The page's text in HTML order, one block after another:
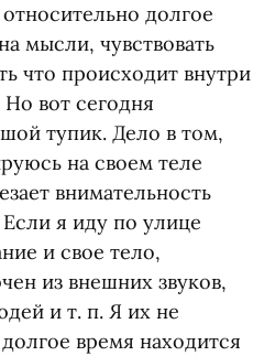
долгое
мысли, чувствовать
что происходит внутри
вот сегодня
тупик. Дело в том,
на своем теле
внимательность
я иду по улице
и свое тело,
из внешних звуков,
и т. п. Я их не
время находится